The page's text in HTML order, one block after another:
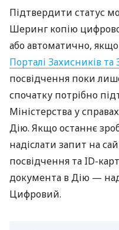
Підтвердити статус
Шеринг копію
або автоматично,
Порталі Захисників
посвідчення поки
спочатку потрібно
Міністерства у
Дію. Якщо останнє
надіслати запит на
посвідчення та ID-
документа в Дію —
Цифровий.